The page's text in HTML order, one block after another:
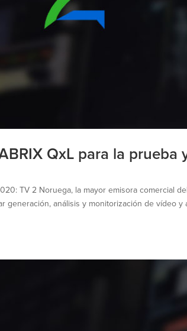
QxL para la prueba
TV 2 Noruega, la mayor emisora comercial
generación, análisis y monitorización de vídeo y